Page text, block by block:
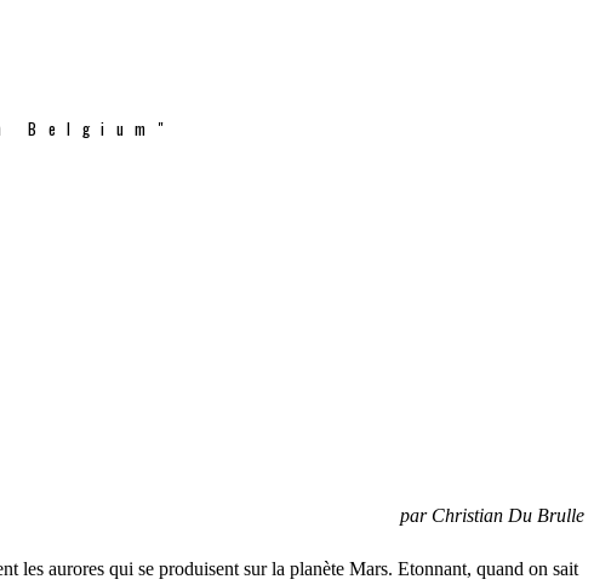
Belgium"
par Christian Du Brulle
les aurores qui se produisent sur la planète Mars. Etonnant, quand on sait